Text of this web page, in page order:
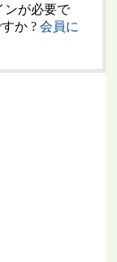
ンが必要で
すか ?会員に